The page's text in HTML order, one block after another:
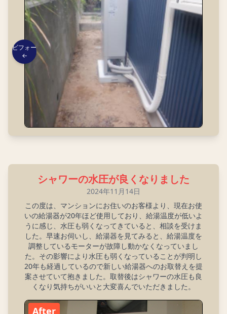
ビフォー
←
シャワーの水圧が良くなりました
2024年11月14日
この度は、マンションにお住いのお客様より、現在お使
いの給湯器が20年ほど使用しており、給湯温度が低いよ
うに感じ、水圧も弱くなってきていると、相談を受けま
した。早速お伺いし、給湯器を見てみると、給湯温度を
調整しているモーターが故障し動かなくなっていまし
た。その影響により水圧も弱くなっていることが判明し
20年も経過しているので新しい給湯器へのお取替えを提
案させていて抱きました。取替後はシャワーの水圧も良
くなり気持ちがいいと大変喜んでいただきました。
After